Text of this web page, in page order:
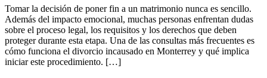
Tomar la decisión de poner fin a un matrimonio nunca es sencillo.
Además del impacto emocional, muchas personas enfrentan dudas
sobre el proceso legal, los requisitos y los derechos que deben
proteger durante esta etapa. Una de las consultas más frecuentes es
cómo funciona el divorcio incausado en Monterrey y qué implica
iniciar este procedimiento. […]